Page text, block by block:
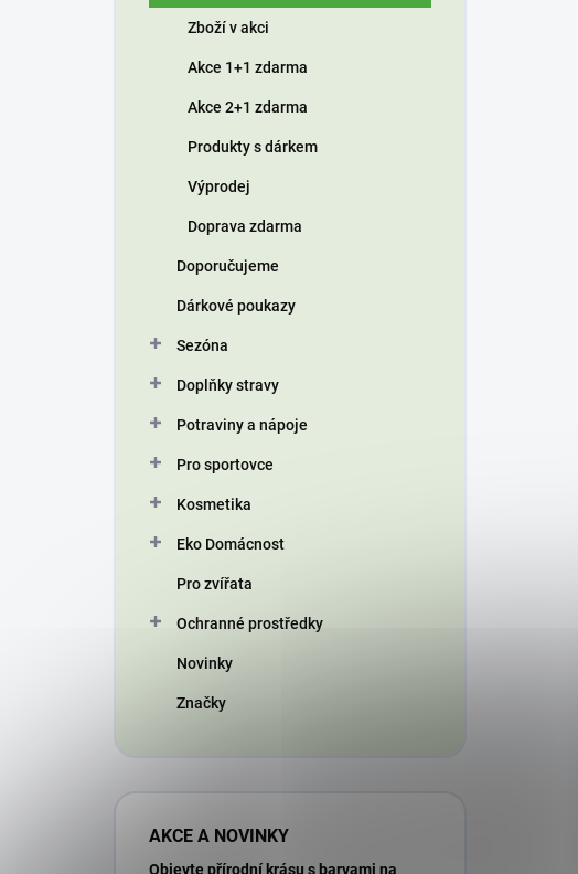
Zboží v akci
Akce 1+1 zdarma
Akce 2+1 zdarma
Produkty s dárkem
Výprodej
Doprava zdarma
Doporučujeme
Dárkové poukazy
Sezóna
Doplňky stravy
Potraviny a nápoje
Pro sportovce
Kosmetika
Eko Domácnost
Pro zvířata
Ochranné prostředky
Novinky
Značky
AKCE A NOVINKY
Objevte přírodní krásu s barvami na